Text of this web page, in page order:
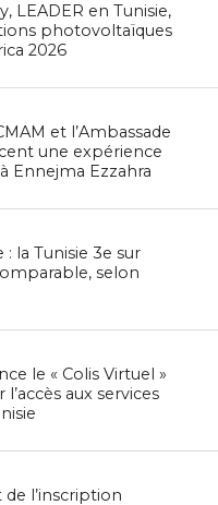
LEADER en Tunisie,
photovoltaïques
2026
et l’Ambassade
une expérience
Ennejma Ezzahra
la Tunisie 3e sur
selon
le « Colis Virtuel »
aux services
l’inscription